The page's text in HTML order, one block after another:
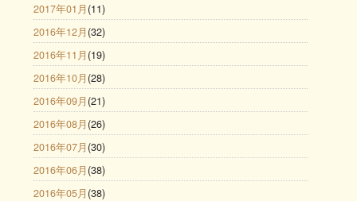
2017年01月 (11)
2016年12月 (32)
2016年11月 (19)
2016年10月 (28)
2016年09月 (21)
2016年08月 (26)
2016年07月 (30)
2016年06月 (38)
2016年05月 (38)